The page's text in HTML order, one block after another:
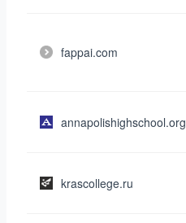
fappai.com
annapolishighschool.org
krascollege.ru